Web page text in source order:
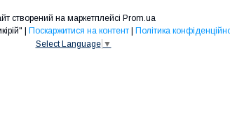
створений на маркетплейсі Prom.ua
Поскаржитися на контент
Політика
Select Language ▼